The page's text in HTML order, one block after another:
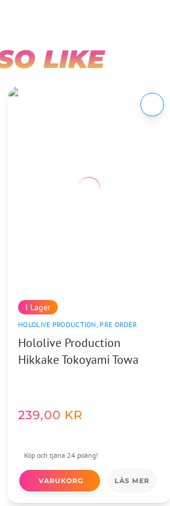
LIKE
I Lager
HOLOLIVE PRODUCTION, PRE ORDER
Hololive Production
Hikkake Tokoyami Towa
239,00 KR
Köp och tjäna 24 poäng!
VARUKORG LÄS MER